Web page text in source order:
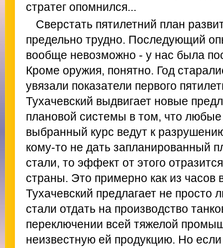
стратег опомнился...
Сверстать пятилетний план
предельно трудно. Последующий
вообще невозможно - у нас была
Кроме оружия, понятно. Год
увязали показатели первого
Тухачевский выдвигает новые
плановой системы в том, что
выбранный курс ведут к
кому-то не дать запланированный
стали, то эффект от этого
страны. Это примерно как из часов
Тухачевский предлагает не
стали отдать на производство
переключении всей тяжелой
неизвестную ей продукцию. Но